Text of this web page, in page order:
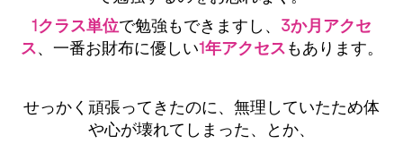
1クラス単位で勉強もできますし、 3か月アクセ
ス、一番お財布に優しい1年アクセスもあります。
せっかく頑張ってきたのに、無理していたため体
や心が壊れてしまった、とか、